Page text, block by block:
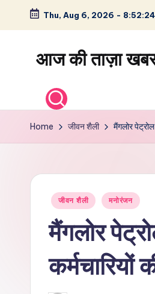
Skip
content
Thu, Aug 6, 2026 -
आज की ताज़ा
खेल,
व्यापार
विश्व
Home जीवन शैली मैंगलोर
Posted
जीवन शैली मनोरंजन
मैंगलोर